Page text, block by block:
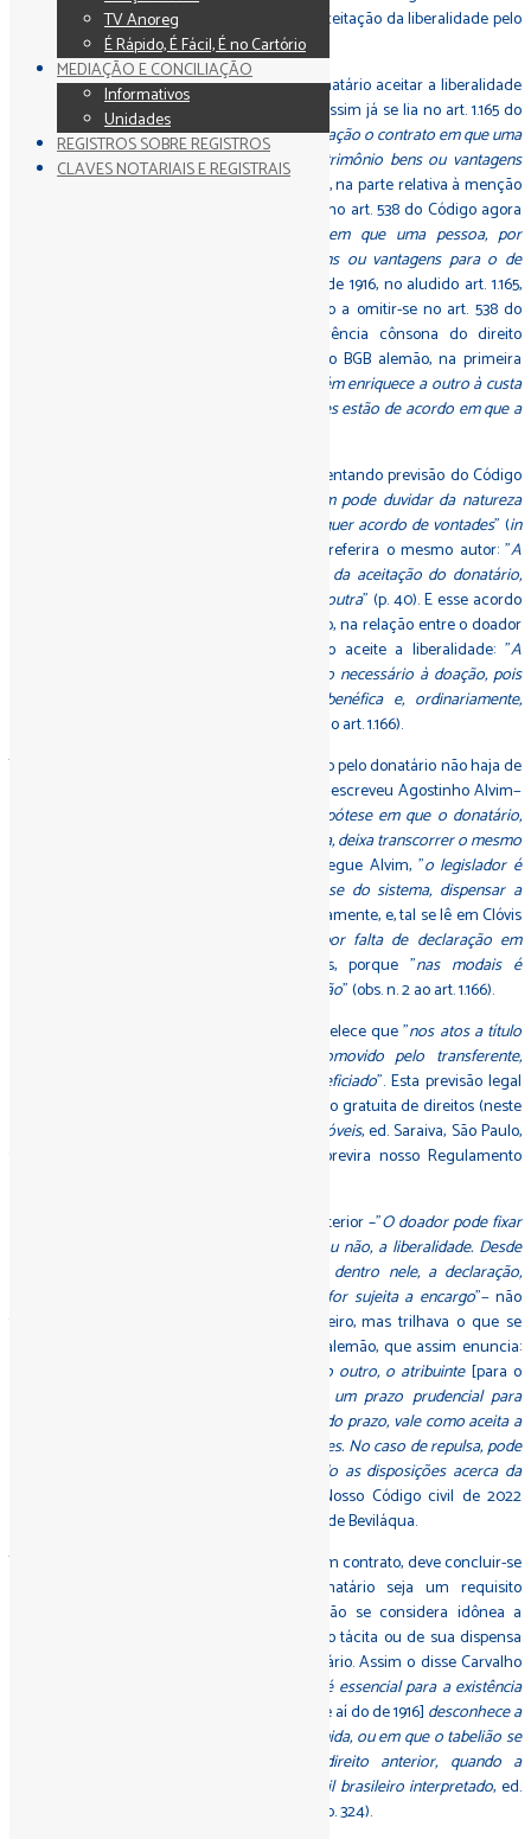
da doação entre vivos, trataremos agora da aceitação da liberalidade pelo
O fundamento jurídico da exigência de o donatário aceitar a liberalidade
está posto no caráter contratual da doação. Assim já se lia no art. 1.165 do
Código civil brasileiro de 1916: "Considera-se doação o contrato em que uma
pessoa, por liberalidade, transfere do seu patrimônio bens ou vantagens
para o de outra, que os aceita", dispositivo que, na parte relativa à menção
da natureza contratual da doação, reitera-se no art. 538 do Código agora
Considera-se doação o contrato em que uma pessoa, por
liberalidade, transfere do seu patrimônio bens ou vantagens para o de
" (observe-se, entretanto, que o Código de 1916, no aludido art. 1.165,
indicava a aceitação do donatário, o que veio a omitir-se no art. 538 do
Código em vigor). Para termos uma referência cônsona do direito
moderno, veja-se o que, a propósito, dispõe o BGB alemão, na primeira
Uma atribuição pela qual alguém enriquece a outro à custa
de seu patrimônio é doação se ambas as partes estão de acordo em que a
Neste mesmo sentido, Agostinho Alvim, comentando previsão do Código
ninguém pode duvidar da natureza
contratual da doação, que por isso mesmo requer acordo de vontades" (in
, cit., p. 88). Ainda antes, já isto o referira o mesmo autor: "A
doação, como contrato que é, não prescinde da aceitação do donatário,
porque só então as partes se vinculam uma à outra" (p. 40). E esse acordo
de vontades tem de estabelecer-se, como visto, na relação entre o doador
e o donatário, de maneira que este último aceite a liberalidade: "A
é elemento necessário à doação, pois
que é um contrato, embora de natureza benéfica e, ordinariamente,
, cit., observação n. 1 ao art. 1.166).
Todavia, tenha-se em conta que essa aceitação pelo donatário não haja de
−escreveu Agostinho Alvim−
em que a aceitação se presume, como na hipótese em que o donatário,
cientificado da doação e do prazo para aceitá-la, deixa transcorrer o mesmo
" (p. 89). Além disto, prossegue Alvim, "o legislador é
soberano, e poderia, até mesmo, desviando-se do sistema, dispensar a
", desde que isto se previsse expressamente, e, tal se lê em Clóvis
por inferência, ou por falta de declaração em
" diga respeito às doações puras, porque "nas modais é
indispensável a declaração expressa da aceitação" (obs. n. 2 ao art. 1.166).
O art. 218 da Lei brasileira 6.015, de 1973, estabelece que "nos atos a título
gratuito, o registro pode também ser promovido pelo transferente,
acompanhado da prova de aceitação do beneficiado". Esta previsão legal
contempla as hipóteses de doação e de cessão gratuita de direitos (neste
Registro de imóveis, ed. Saraiva, São Paulo,
1982, p. 140) e reproduz, à letra, o que já previra nosso Regulamento
A norma do art. 1.166 de nosso Código civil anterior –"O doador pode fixar
prazo ao donatário, para declarar se aceita, ou não, a liberalidade. Desde
que o donatário, ciente do prazo, não faça dentro nele, a declaração,
entender-se á que aceitou, se a doação não for sujeita a encargo"− não
tinha antecedente expresso no direito brasileiro, mas trilhava o que se
indicara na segunda parte do § 516 do BGB alemão, que assim enuncia:
Se a atribuição se realizou sem a vontade do outro, o atribuinte [para o
pode requerê-la, assinando um prazo prudencial para
declarar-se a aceitação. Depois do transcurso do prazo, vale como aceita a
doação, se o outro não há tenha recusado antes. No caso de repulsa, pode
ser exigida a restituição do atribuído, segundo as disposições acerca da
". Nosso Código civil de 2022
reitera a norma do aludido art. 1.166 do Código de Beviláqua.
Tanto se reconheça, pois, que a doação seja um contrato, deve concluir-se
que a aceitação da liberalidade pelo donatário seja um requisito
substancial do negócio, de maneira que não se considera idônea a
doação, ressalvadas as hipóteses de aceitação tácita ou de sua dispensa
do donatário. Assim o disse Carvalho
A aceitação, por parte do donatário, é essencial para a existência
[trata-se aí do de 1916] desconhece a
doação não aceita, ou cuja aceitação é presumida, ou em que o tabelião se
substitui ao donatário, como admitia o direito anterior, quando a
in Código civil brasileiro interpretado, ed.
Freitas Bastos, 9.ed., Rio de Janeiro, s.d., vol. XVI, p. 324).
TV Anoreg
É Rápido, É Fácil, É no Cartório
MEDIAÇÃO E CONCILIAÇÃO
Informativos
Unidades
REGISTROS SOBRE REGISTROS
CLAVES NOTARIAIS E REGISTRAIS